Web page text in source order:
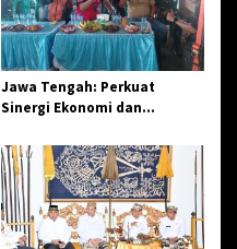
Jawa Tengah: Perkuat
Sinergi Ekonomi dan
Jangkar Gelar Halal Bi Halal
di Losari